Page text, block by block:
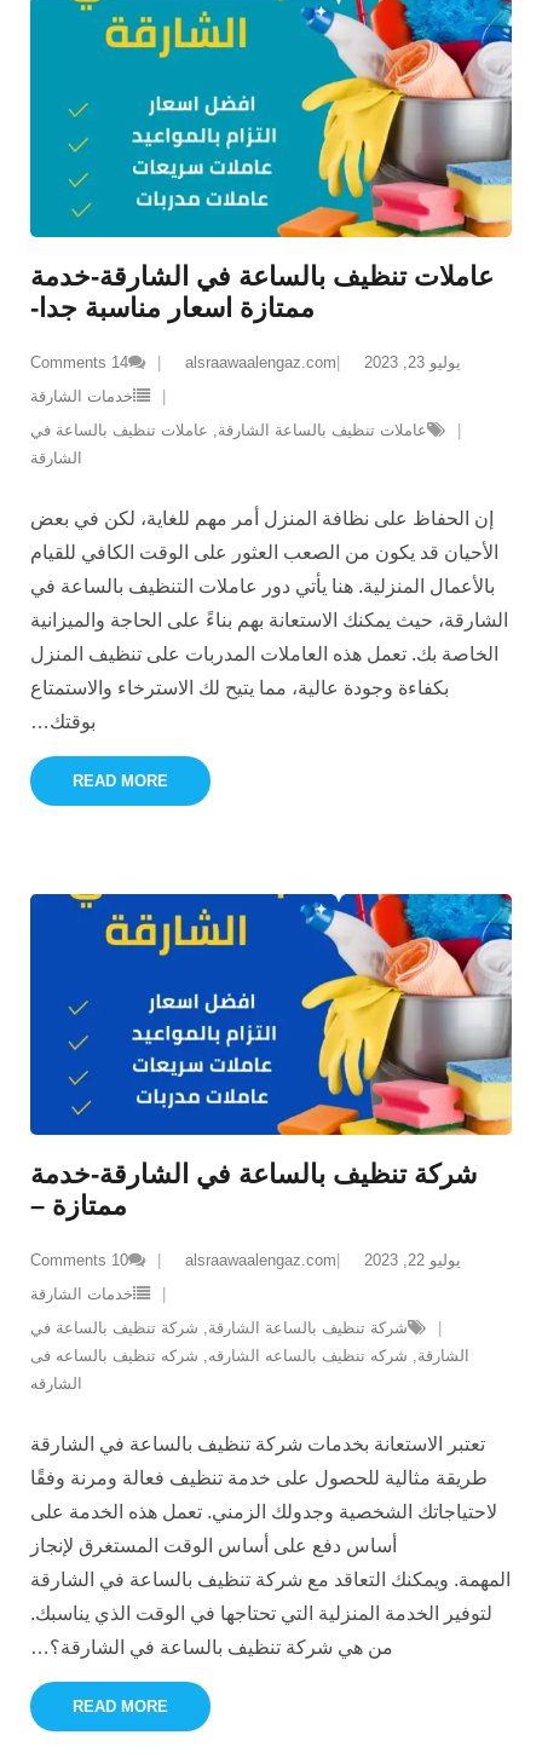
عاملات تنظيف بالساعة في الشارقة-خدمة
ممتازة اسعار مناسبة جدا-
يوليو 23, 2023 alsraawaalengaz.com
14
Comments
خدمات الشارقة
عاملات تنظيف بالساعة الشارقة, عاملات تنظيف بالساعة في
الشارقة
إن الحفاظ على نظافة المنزل أمر مهم للغاية، لكن في بعض
الأحيان قد يكون من الصعب العثور على الوقت الكافي للقيام
بالأعمال المنزلية. هنا يأتي دور عاملات التنظيف بالساعة في
الشارقة، حيث يمكنك الاستعانة بهم بناءً على الحاجة والميزانية
الخاصة بك. تعمل هذه العاملات المدربات على تنظيف المنزل
بكفاءة وجودة عالية، مما يتيح لك الاسترخاء والاستمتاع
بوقتك…
READ MORE
شركة تنظيف بالساعة في الشارقة-خدمة
ممتازة –
يوليو 22, 2023 alsraawaalengaz.com
10
Comments
خدمات الشارقة
شركة تنظيف بالساعة الشارقة, شركة تنظيف بالساعة في
الشارقة, شركه تنظيف بالساعه الشارقه, شركه تنظيف بالساعه فى
الشارقه
تعتبر الاستعانة بخدمات شركة تنظيف بالساعة في الشارقة
طريقة مثالية للحصول على خدمة تنظيف فعالة ومرنة وفقًا
لاحتياجاتك الشخصية وجدولك الزمني. تعمل هذه الخدمة على
أساس دفع على أساس الوقت المستغرق لإنجاز
المهمة. ويمكنك التعاقد مع شركة تنظيف بالساعة في الشارقة
لتوفير الخدمة المنزلية التي تحتاجها في الوقت الذي يناسبك.
من هي شركة تنظيف بالساعة في الشارقة؟…
READ MORE